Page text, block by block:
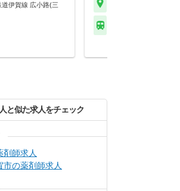
道伊賀線 広小路(三
と似た求人をチェック
剤師求人
市の薬剤師求人